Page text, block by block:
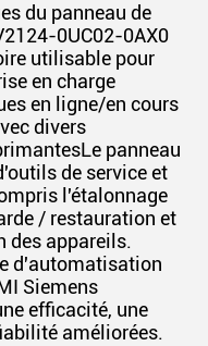
bientôt!
du panneau de
0UC02-0AX0
utilisable pour
en charge
en ligne/en cours
divers
panneau
de service et
l'étalonnage
/ restauration et
des appareils.
d'automatisation
Siemens
efficacité, une
améliorées.